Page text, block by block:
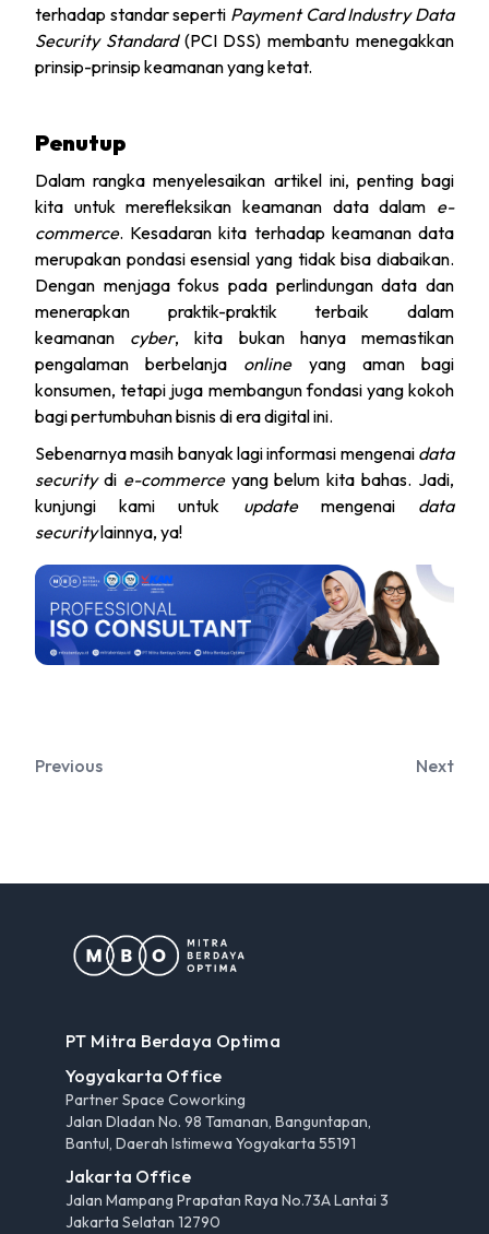
terhadap standar seperti Payment Card Industry Data
Security Standard(PCI DSS) membantu menegakkan
prinsip-prinsip keamanan yang ketat.
Penutup
Dalam rangka menyelesaikan artikel ini, penting bagi
kita untuk merefleksikan keamanan data dalam e-
commerce. Kesadaran kita terhadap keamanan data
merupakan pondasi esensial yang tidak bisa diabaikan.
Dengan menjaga fokus pada perlindungan data dan
menerapkan praktik-praktik terbaik dalam
keamanan cyber, kita bukan hanya memastikan
pengalaman berbelanja online yang aman bagi
konsumen, tetapi juga membangun fondasi yang kokoh
bagi pertumbuhan bisnis di era digital ini.
Sebenarnya masih banyak lagi informasi mengenai data
security di e-commerceyang belum kita bahas. Jadi,
kunjungi kami untuk update mengenai data
securitylainnya, ya!
Previous Next
PT Mitra Berdaya Optima
Yogyakarta Office
Partner Space Coworking
Jalan Dladan No. 98 Tamanan, Banguntapan,
Bantul, Daerah Istimewa Yogyakarta 55191
Jakarta Office
Jalan Mampang Prapatan Raya No.73A Lantai 3
Jakarta Selatan 12790